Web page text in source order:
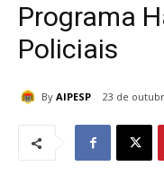
Programa
Policiais
By AIPESP 23 de